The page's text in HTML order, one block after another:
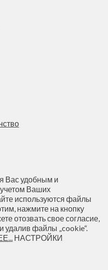
Вас удобным и
Ваших
используются файлы
нажмите на кнопку
отозвать свое согласие,
удалив файлы „cookie“.
НАСТРОЙКИ